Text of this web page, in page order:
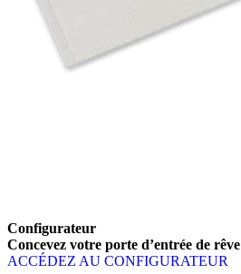
Parcourir
Configurateur
Concevez votre porte d’entrée de rêve
ACCÉDEZ AU CONFIGURATEUR